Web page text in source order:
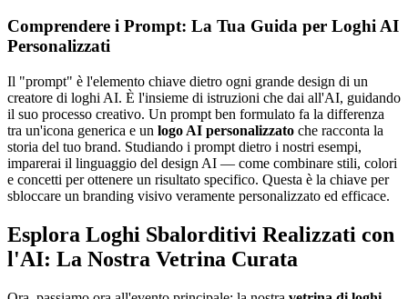
Comprendere i Prompt: La Tua Guida per Loghi AI
Personalizzati
Il "prompt" è l'elemento chiave dietro ogni grande design di un
creatore di loghi AI. È l'insieme di istruzioni che dai all'AI, guidando
il suo processo creativo. Un prompt ben formulato fa la differenza
tra un'icona generica e un logo AI personalizzato che racconta la
storia del tuo brand. Studiando i prompt dietro i nostri esempi,
imparerai il linguaggio del design AI — come combinare stili, colori
e concetti per ottenere un risultato specifico. Questa è la chiave per
sbloccare un branding visivo veramente personalizzato ed efficace.
Esplora Loghi Sbalorditivi Realizzati con
l'AI: La Nostra Vetrina Curata